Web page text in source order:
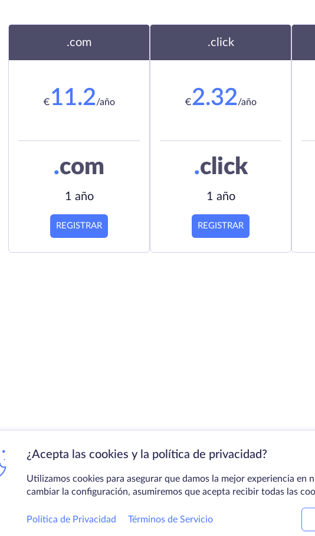
.com
€ 11.2/año
.com
1 año
REGISTRAR
.click
€2.32/año
.click
1 año
REGISTRAR
¿Acepta las cookies y la política de privacidad?
Utilizamos cookies para asegurar que damos la mejor experiencia en
cambiar la configuración, asumiremos que acepta recibir todas las
Política de Privacidad Términos de Servicio